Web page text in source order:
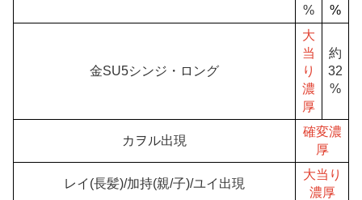
%
%
金SU5シンジ・ロング
大
当
り
濃
厚
約
32
%
カヲル出現
確変濃
厚
レイ(長髪)/加持(親/子)/ユイ出現
大当り
濃厚